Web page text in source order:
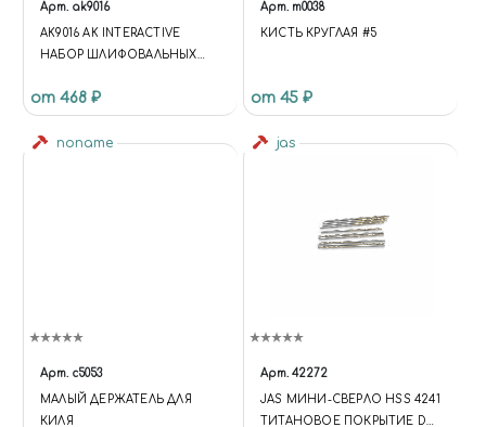
Арт. ak9016
AK9016 AK INTERACTIVE
НАБОР ШЛИФОВАЛЬНЫХ
от 468 ₽
Арт. m0038
КИСТЬ КРУГЛАЯ #5
от 45 ₽
noname
Арт. c5053
МАЛЫЙ ДЕРЖАТЕЛЬ ДЛЯ
КИЛЯ
jas
Арт. 42272
JAS МИНИ-СВЕРЛО HSS 4241
ТИТАНОВОЕ ПОКРЫТИЕ D